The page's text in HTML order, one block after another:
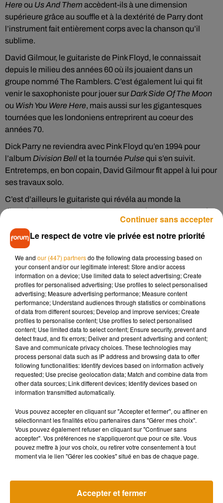
Hereou Us And Them accèdent-ils à une dimension
supérieure grâce au souffle et à la dextérité de Parry dont
l’instrument fait entièrement corps avec la chanson qu’il
sublime.
David Gilmour, le guitariste de Pink Floyd, le connaissait
depuis le milieu des années 60 où ils jouaient dans un
groupe nommé The Ramblers. C’est également lui qui fit
venir le saxophoniste pour jouer sur Dark Side Of The Moon
ou Wish You Were Here, mais aussi sur les gigantesques
tournées que les londoniens entreprirent au coeur des
années 70.
Dick Parry ne reviendra avec Pink Floyd qu’en 1994 pour
l’album Division Bellet la tournée Pulsequi s’en suivit.
Entretemps, en bon copain, David Gilmour fît appel à lui pour
ses travaux solo.
C’est d’ailleurs le guitariste qui révéla au monde la
disparition de son ami par ces mots touchants : «Mon ami
Dick Parry est mort ce matin. On a joué ensemble depuis nos
17 ans y compris avec Pink Floyd. Son toucher et son ton
étaient reconnaissables entre mille, une signature d’une
immense beauté que des millions de personnes
reconnaissaient à travers des chansons comme Shine On
You Crazy Diamond, Wish You Were Hère et Money».
Cet élément est masqué compte-tenu du refus du
dépôt de cookies que vous avez exprimé. Si vous
souhaitez l'afficher, merci de nous donner votre accord
en cliquant sur le bouton ci-dessous.
Afficher l'élément
A ce jour, on ignore les causes du décès de Dick Parry
survenu samedi, à 83 ans.
Le respect de votre vie privée est notre priorité
We and our (447) partnersdo the following data processing based on
your consent and/or our legitimate interest: Store and/or access
information on a device; Use limited data to select advertising; Create
profiles for personalised advertising; Use profiles to select personalised
advertising; Measure advertising performance; Measure content
performance; Understand audiences through statistics or combinations
of data from different sources; Develop and improve services; Create
profiles to personalise content; Use profiles to select personalised
content; Use limited data to select content; Ensure security, prevent and
detect fraud, and fix errors; Deliver and present advertising and content;
Save and communicate privacy choices. These technologies may
process personal data such as IP address and browsing data to offer
following functionalities: Identify devices based on information actively
requested; Use precise geolocation data; Match and combine data from
other data sources; Link different devices; Identify devices based on
information transmitted automatically.
Vous pouvez accepter en cliquant sur "Accepter et fermer", ou affiner en
sélectionnant les finalités et/ou partenaires dans "Gérer mes choix".
Vous pouvez également refuser en cliquant sur "Continuer sans
accepter". Vos préférences ne s'appliqueront que pour ce site. Vous
pouvez mettre à jour vos choix, ou retirer votre consentement à tout
moment via le lien "Gérer les cookies" situé en bas de chaque page.
Accepter et fermer
Continuer sans accepter